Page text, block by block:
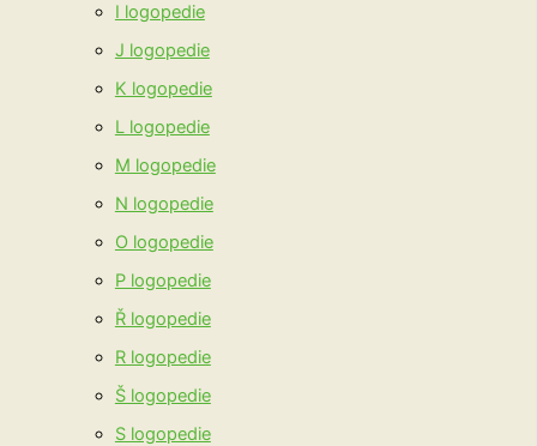
I logopedie
J logopedie
K logopedie
L logopedie
M logopedie
N logopedie
O logopedie
P logopedie
Ř logopedie
R logopedie
Š logopedie
S logopedie